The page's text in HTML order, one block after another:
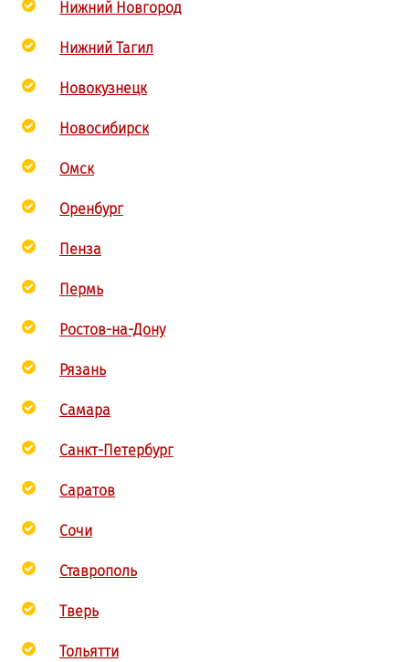
Нижний Новгород
Нижний Тагил
Новокузнецк
Новосибирск
Омск
Оренбург
Пенза
Пермь
Ростов-на-Дону
Рязань
Самара
Санкт-Петербург
Саратов
Сочи
Ставрополь
Тверь
Тольятти